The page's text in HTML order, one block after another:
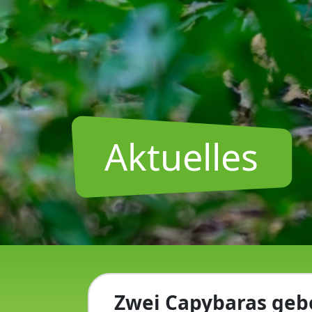
Aktuelles
Zwei Capybaras